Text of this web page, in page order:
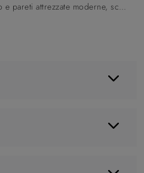
Se desideri mobili soggiorno e pareti attrezzate moderne, scegli il modello Unikawood 04 di Fratelli Mirandola: clicca e scopri di più!